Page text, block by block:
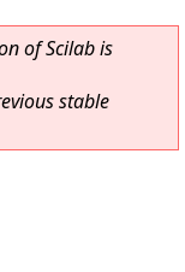
of Scilab is
stable